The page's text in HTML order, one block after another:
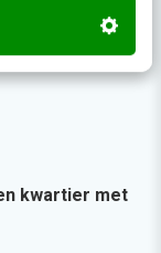
kwartier met